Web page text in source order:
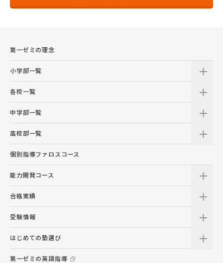
第一ゼミの理念
小学部一覧
各校一覧
中学部一覧
高校部一覧
個別指導ファロスコース
能力開発コース
合格実績
受験情報
はじめての塾選び
第一ゼミの英語指導